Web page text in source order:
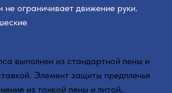
не ограничивает движение руки.
выполнен из стандартной пены и
Элемент защиты предплечья
из тонкой пены и литой,